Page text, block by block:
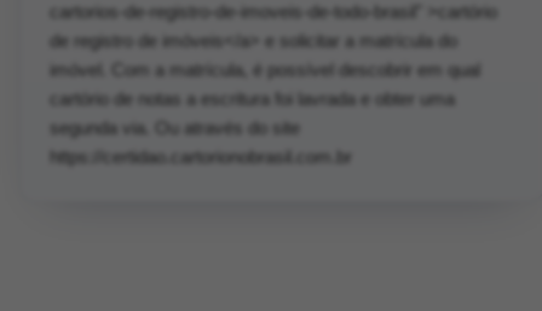
cartorios-de-registro-de-imoveis-de-todo-brasil" >cartório
de registro de imóveis</a> e solicitar a matrícula do
imóvel. Com a matrícula, é possível descobrir em qual
cartório de notas a escritura foi lavrada e obter uma
segunda via. Ou através do site
https://certidao.cartorionobrasil.com.br